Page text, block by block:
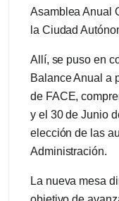
Asamblea Anual
la Ciudad
Allí, se puso en
Balance Anual a
de FACE,
y el 30 de Junio
elección de las
Administración.
La nueva mesa